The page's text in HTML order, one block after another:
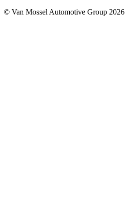
© Van Mossel Automotive Group 2026